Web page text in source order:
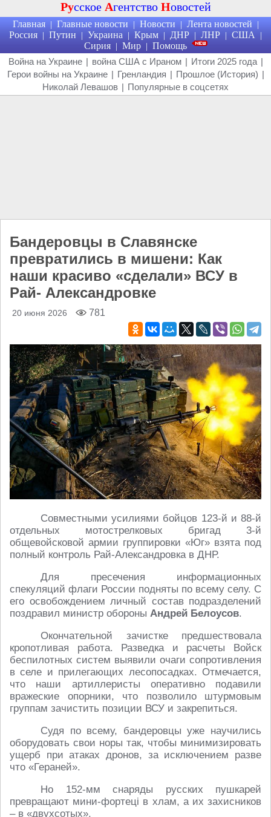
Русское Агентство Новостей
Главная | Главные новости | Новости | Лента новостей |
Россия | Путин | Украина | Крым | ДНР | ЛНР | США |
Сирия | Мир | Помощь
Война на Украине | война США с Ираном | Итоги 2025 года |
Герои войны на Украине | Гренландия | Прошлое (История) |
Николай Левашов | Популярные в соцсетях
Бандеровцы в Славянске
превратились в мишени: Как
наши красиво «сделали» ВСУ в
Рай- Александровке
20 июня 2026 781
Совместными усилиями бойцов 123-й и 88-й
отдельных мотострелковых бригад 3-й
общевойсковой армии группировки «Юг» взята под
полный контроль Рай-Александровка в ДНР.
Для пресечения информационных
спекуляций флаги России подняты по всему селу. С
его освобождением личный состав подразделений
поздравил министр обороны Андрей Белоусов.
Окончательной зачистке предшествовала
кропотливая работа. Разведка и расчеты Войск
беспилотных систем выявили очаги сопротивления
в селе и прилегающих лесопосадках. Отмечается,
что наши артиллеристы оперативно подавили
вражеские опорники, что позволило штурмовым
группам зачистить позиции ВСУ и закрепиться.
Судя по всему, бандеровцы уже научились
оборудовать свои норы так, чтобы минимизировать
ущерб при атаках дронов, за исключением разве
что «Гераней».
Но 152-мм снаряды русских пушкарей
превращают мини-фортецi в хлам, а их захисников
– в «двухсотых».